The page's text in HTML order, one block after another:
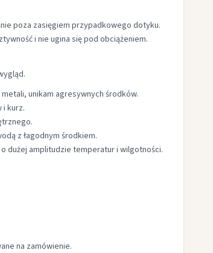
poza zasięgiem przypadkowego dotyku.
i nie ugina się pod obciążeniem.
unikam agresywnych środków.
i kurz.
z łagodnym środkiem.
dużej amplitudzie temperatur i wilgotności.
na zamówienie.